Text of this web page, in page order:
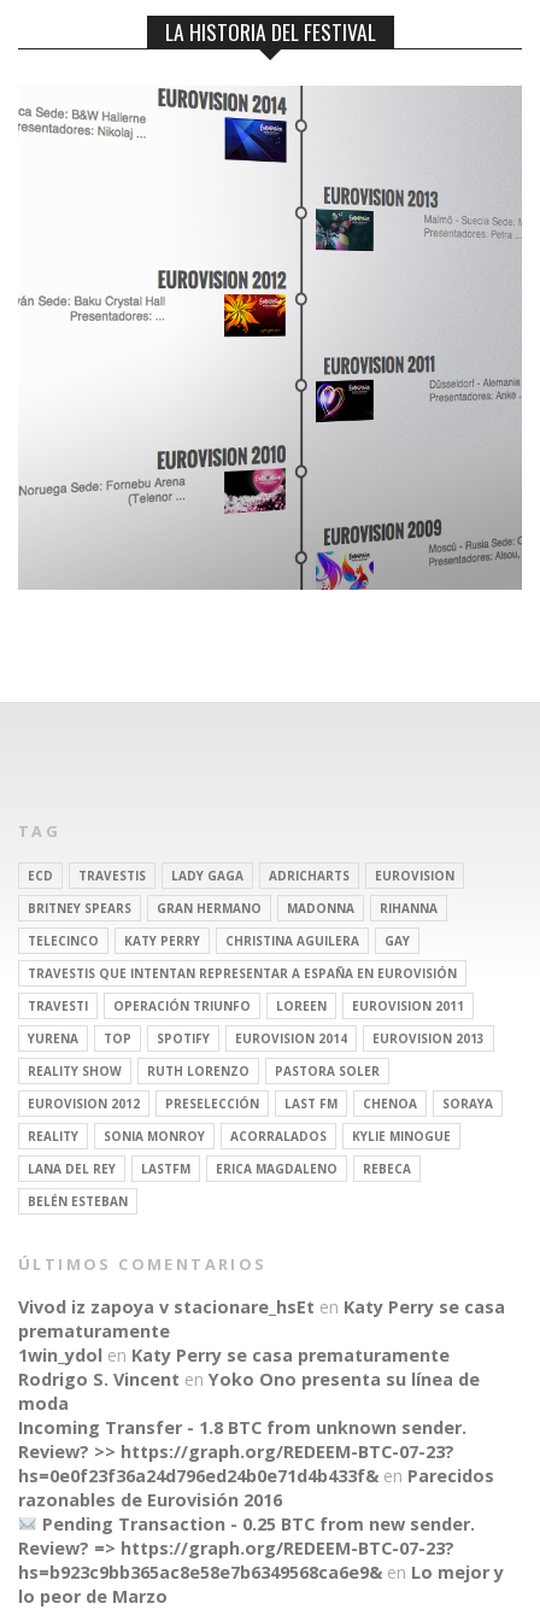
CONNECT
LA HISTORIA DEL FESTIVAL
TAG
ECD TRAVESTIS LADY GAGA ADRICHARTS
EUROVISION
BRITNEY SPEARS
GRAN HERMANO MADONNA
RIHANNA
TELECINCO
KATY PERRY CHRISTINA AGUILERA
GAY
TRAVESTIS QUE INTENTAN REPRESENTAR A ESPAÑA EN EUROVISIÓN
TRAVESTI
OPERACIÓN TRIUNFO LOREEN
EUROVISION 2011
YURENA
TOP SPOTIFY EUROVISION 2014
EUROVISION 2013
REALITY SHOW
RUTH LORENZO
PASTORA SOLER
EUROVISION 2012
PRESELECCIÓN LAST FM CHENOA
SORAYA
REALITY
SONIA MONROY ACORRALADOS
KYLIE MINOGUE
LANA DEL REY
LASTFM ERICA MAGDALENO
REBECA
BELÉN ESTEBAN
ÚLTIMOS COMENTARIOS
Vivod iz zapoya v stacionare_hsEt en Katy Perry se casa
prematuramente
1win_ydol en Katy Perry se casa prematuramente
Rodrigo S. Vincent en Yoko Ono presenta su línea de
moda
Incoming Transfer - 1.8 BTC from unknown sender.
Review? >> https://graph.org/REDEEM-BTC-07-23?
hs=0e0f23f36a24d796ed24b0e71d4b433f& en Parecidos
razonables de Eurovisión 2016
Pending Transaction - 0.25 BTC from new sender.
Review? => https://graph.org/REDEEM-BTC-07-23?
hs=b923c9bb365ac8e58e7b6349568ca6e9& en Lo mejor y
lo peor de Marzo